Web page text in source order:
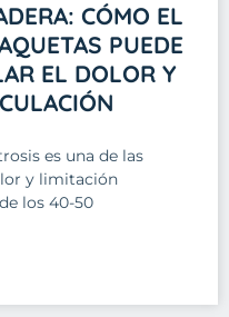
CÓMO EL
PUEDE
EL DOLOR Y
es una de las
y limitación
los 40-50